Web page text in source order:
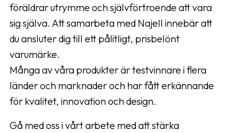
föräldrar utrymme och självförtroende att vara
sig själva. Att samarbeta med Najell innebär att
du ansluter dig till ett pålitligt, prisbelönt
varumärke.
Många av våra produkter är testvinnare i flera
länder och marknader och har fått erkännande
för kvalitet, innovation och design.
Gå med oss i vårt arbete med att stärka